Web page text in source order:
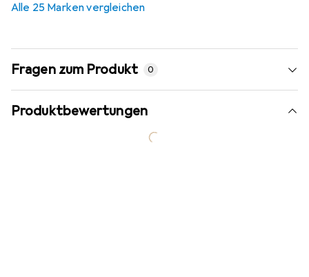
Alle 25 Marken vergleichen
Fragen zum Produkt 0
Produktbewertungen